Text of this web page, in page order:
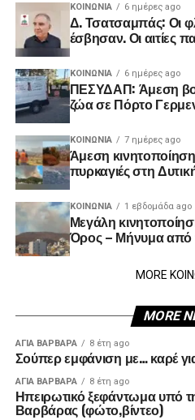
ΚΟΙΝΩΝΊΑ 6 ημέρες ago
Δ. Τσατσαμπάς: Οι
έσβησαν. Οι αιτίες
ΚΟΙΝΩΝΊΑ 6 ημέρες ago
ΠΕΣΥΔΑΠ: Άμεση
ζώα σε Πόρτο
ΚΟΙΝΩΝΊΑ 7 ημέρες ago
Άμεση
πυρκαγιές στη
ΚΟΙΝΩΝΊΑ 1 εβδομάδα ago
Μεγάλη
Όρος – Μήνυμα από
MORE
MORE
ΑΓΙΑ ΒΑΡΒΑΡΑ 8 έτη ago
Σούπερ εμφάνιση με… καρέ
ΑΓΙΑ ΒΑΡΒΑΡΑ 8 έτη ago
Ηπειρωτικό ξεφάντωμα υπό
Βαρβάρας (φώτο,βίντεο)